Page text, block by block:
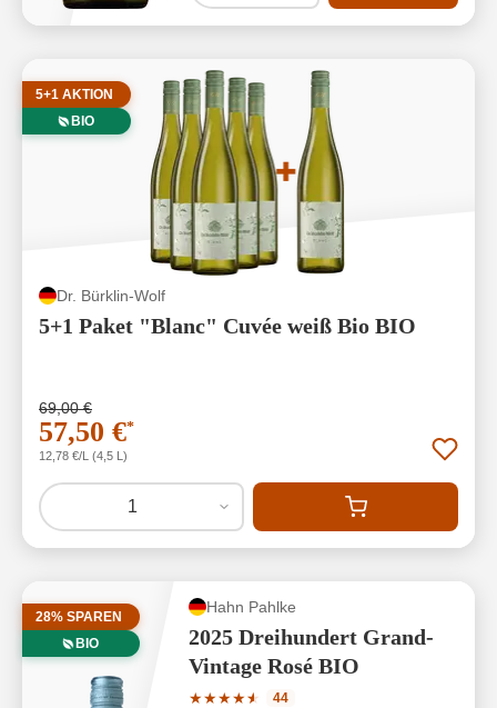
5+1 AKTION
BIO
Dr. Bürklin-Wolf
5+1 Paket "Blanc" Cuvée weiß Bio BIO
69,00 €
57,50 €*
12,78 €/L (4,5 L)
1
28% SPAREN
BIO
Hahn Pahlke
2025 Dreihundert Grand-
Vintage Rosé BIO
★★★★★
★
Durchschnittliche Bewertung von 4.75
44